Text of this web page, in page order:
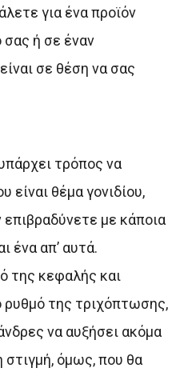
για ένα προϊόν
σας ή σε έναν
σε θέση να σας
τρόπος να
είναι θέμα γονιδίου,
με κάποια
ένα απ’ αυτά.
της κεφαλής και
ρυθμό της τριχόπτωσης,
να αυξήσει ακόμα
στιγμή, όμως, που θα